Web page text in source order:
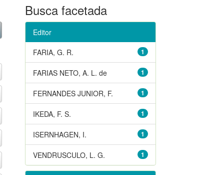
Busca facetada
Editor
1
FARIA, G. R.
1
FARIAS NETO, A. L. de
1
FERNANDES JUNIOR, F.
1
IKEDA, F. S.
1
ISERNHAGEN, I.
1
VENDRUSCULO, L. G.